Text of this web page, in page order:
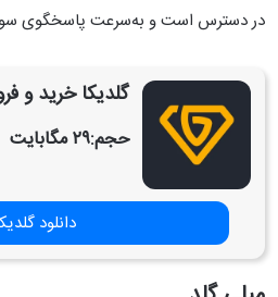
در دسترس است و به‌سرعت پاسخگوی
‏‏‏‏گلدیکا خرید و
حجم:۲۹ مگابایت
دانلود